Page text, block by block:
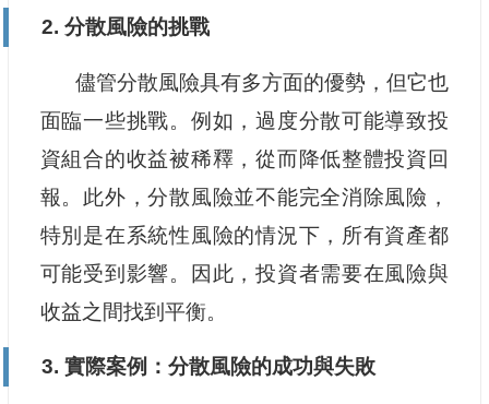
2. 分散風險的挑戰
儘管分散風險具有多方面的優勢，但它也
面臨一些挑戰。例如，過度分散可能導致投
資組合的收益被稀釋，從而降低整體投資回
報。此外，分散風險並不能完全消除風險，
特別是在系統性風險的情況下，所有資產都
可能受到影響。因此，投資者需要在風險與
收益之間找到平衡。
3. 實際案例：分散風險的成功與失敗